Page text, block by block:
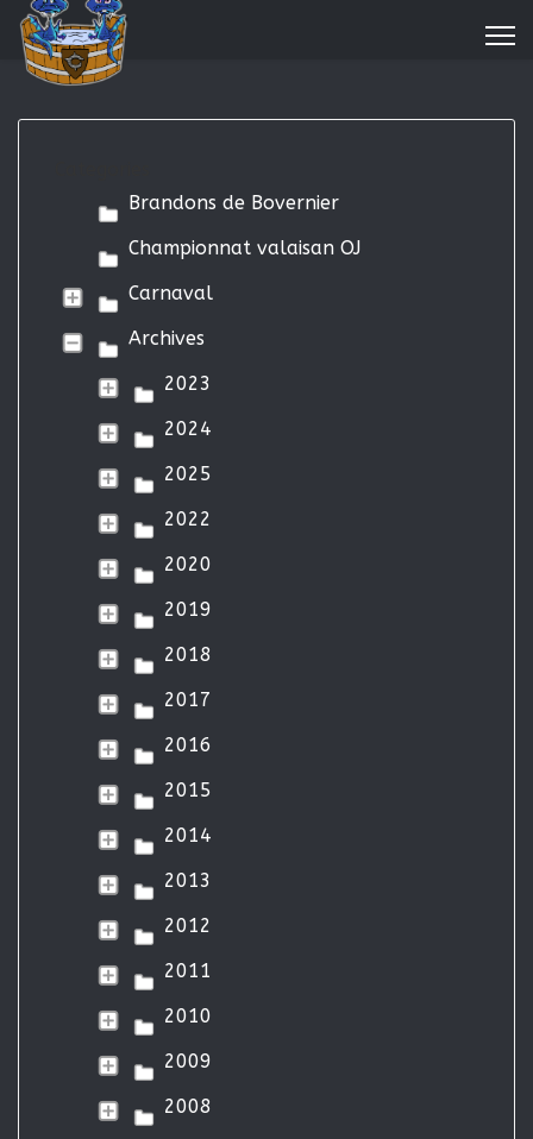
Brandons de Bovernier
Championnat valaisan OJ
Carnaval
Archives
2023
2024
2025
2022
2020
2019
2018
2017
2016
2015
2014
2013
2012
2011
2010
2009
2008